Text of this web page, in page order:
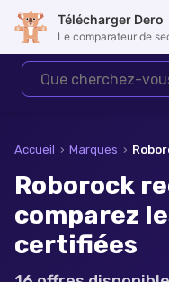
Accueil › Marques ›
Roborock
comparez
certifiées
Télécharger Dero
Le comparateur de